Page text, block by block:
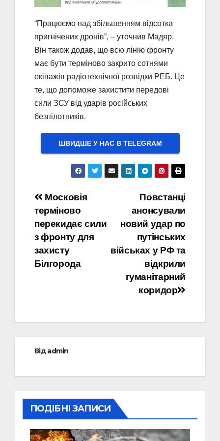
“Працюємо над збільшенням відсотка
пригнічених дронів”, – уточнив Мадяр.
Він також додав, що всю лінію фронту
має бути терміново закрито сотнями
екіпажів радіотехнічної розвідки РЕБ. Це
те, що допоможе захистити передові
сили ЗСУ від ударів російських
безпілотників.
ШВИДШЕ У НАС В ТELEGRAM
Навігація
записів
Повстанці
анонсували
новий удар по
путінських
військах у РФ та
відкрили
гуманітарний
коридор
Московія
терміново
перекидає сили
з фронту для
захисту
Білгорода
Відadmin
ПОДІБНІ ЗАПИСИ